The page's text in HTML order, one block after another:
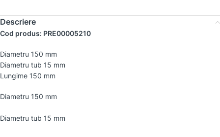
Descriere
Cod produs: PRE00005210
Diametru 150 mm
Diametru tub 15 mm
Lungime 150 mm
Diametru 150 mm
Diametru tub 15 mm